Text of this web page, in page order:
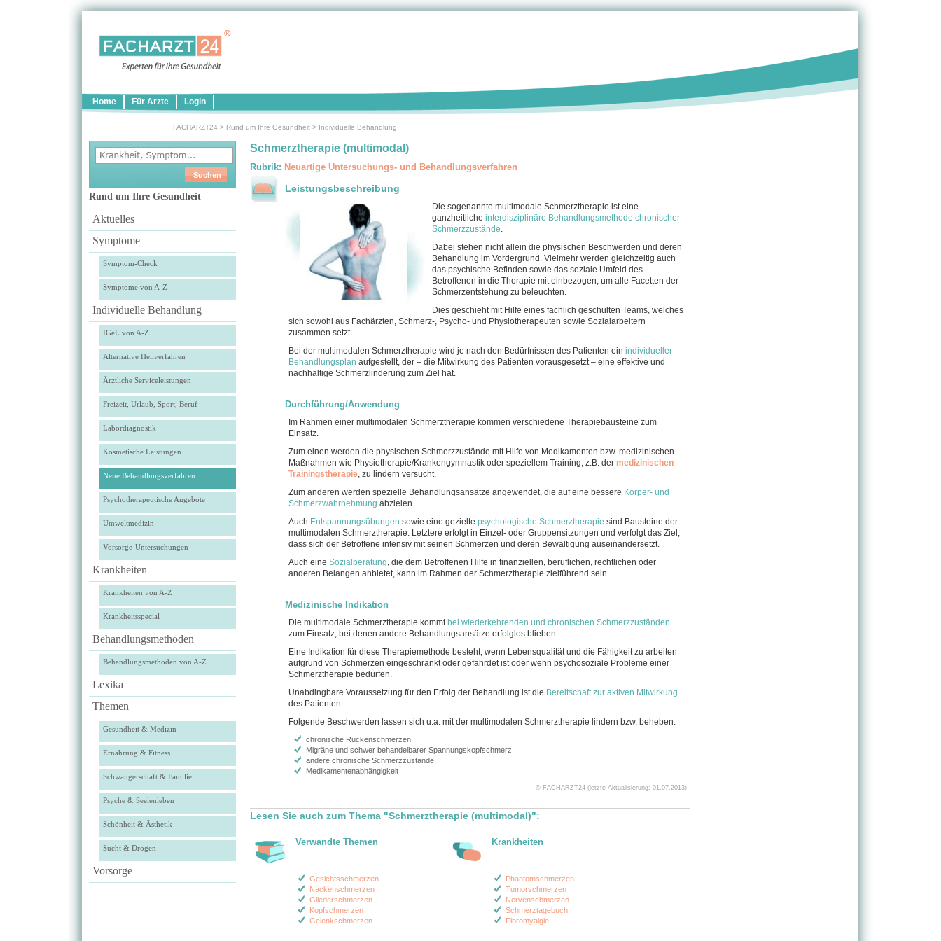
Home Für Ärzte Login
FACHARZT24 > Rund um Ihre Gesundheit> Individuelle Behandlung
Rund um Ihre Gesundheit
Aktuelles
Symptome
Symptom-Check
Symptome von A-Z
Individuelle Behandlung
IGeL von A-Z
Alternative Heilverfahren
Ärztliche Serviceleistungen
Freizeit, Urlaub, Sport, Beruf
Labordiagnostik
Kosmetische Leistungen
Neue Behandlungsverfahren
Psychotherapeutische Angebote
Umweltmedizin
Vorsorge-Untersuchungen
Krankheiten
Krankheiten von A-Z
Krankheitsspecial
Behandlungsmethoden
Behandlungsmethoden von A-Z
Lexika
Themen
Gesundheit & Medizin
Ernährung & Fitness
Schwangerschaft & Familie
Psyche & Seelenleben
Schönheit & Ästhetik
Sucht & Drogen
Vorsorge
Schmerztherapie (multimodal)
Rubrik: Neuartige Untersuchungs- und Behandlungsverfahren
Leistungsbeschreibung
Die sogenannte multimodale Schmerztherapie ist eine
ganzheitliche interdisziplinäre Behandlungsmethode chronischer
Schmerzzustände.
Dabei stehen nicht allein die physischen Beschwerden und deren
Behandlung im Vordergrund. Vielmehr werden gleichzeitig auch
das psychische Befinden sowie das soziale Umfeld des
Betroffenen in die Therapie mit einbezogen, um alle Facetten der
Schmerzentstehung zu beleuchten.
Dies geschieht mit Hilfe eines fachlich geschulten Teams, welches
sich sowohl aus Fachärzten, Schmerz-, Psycho- und Physiotherapeuten sowie Sozialarbeitern
zusammen setzt.
Bei der multimodalen Schmerztherapie wird je nach den Bedürfnissen des Patienten ein individueller
Behandlungsplan aufgestellt, der – die Mitwirkung des Patienten vorausgesetzt – eine effektive und
nachhaltige Schmerzlinderung zum Ziel hat.
Durchführung/Anwendung
Im Rahmen einer multimodalen Schmerztherapie kommen verschiedene Therapiebausteine zum
Einsatz.
Zum einen werden die physischen Schmerzzustände mit Hilfe von Medikamenten bzw. medizinischen
Maßnahmen wie Physiotherapie/Krankengymnastik oder speziellem Training, z.B. der medizinischen
Trainingstherapie, zu lindern versucht.
Zum anderen werden spezielle Behandlungsansätze angewendet, die auf eine bessere Körper- und
Schmerzwahrnehmung abzielen.
Auch Entspannungsübungen sowie eine gezielte psychologische Schmerztherapie sind Bausteine der
multimodalen Schmerztherapie. Letztere erfolgt in Einzel- oder Gruppensitzungen und verfolgt das Ziel,
dass sich der Betroffene intensiv mit seinen Schmerzen und deren Bewältigung auseinandersetzt.
Auch eine Sozialberatung, die dem Betroffenen Hilfe in finanziellen, beruflichen, rechtlichen oder
anderen Belangen anbietet, kann im Rahmen der Schmerztherapie zielführend sein.
Medizinische Indikation
Die multimodale Schmerztherapie kommt bei wiederkehrenden und chronischen Schmerzzuständen
zum Einsatz, bei denen andere Behandlungsansätze erfolglos blieben.
Eine Indikation für diese Therapiemethode besteht, wenn Lebensqualität und die Fähigkeit zu arbeiten
aufgrund von Schmerzen eingeschränkt oder gefährdet ist oder wenn psychosoziale Probleme einer
Schmerztherapie bedürfen.
Unabdingbare Voraussetzung für den Erfolg der Behandlung ist die Bereitschaft zur aktiven Mitwirkung
des Patienten.
Folgende Beschwerden lassen sich u.a. mit der multimodalen Schmerztherapie lindern bzw. beheben:
chronische Rückenschmerzen
Migräne und schwer behandelbarer Spannungskopfschmerz
andere chronische Schmerzzustände
Medikamentenabhängigkeit
© FACHARZT24 (letzte Aktualisierung: 01.07.2013)
Lesen Sie auch zum Thema "Schmerztherapie (multimodal)":
Verwandte Themen
Gesichtsschmerzen
Nackenschmerzen
Gliederschmerzen
Kopfschmerzen
Gelenkschmerzen
Krankheiten
Phantomschmerzen
Tumorschmerzen
Nervenschmerzen
Schmerztagebuch
Fibromyalgie